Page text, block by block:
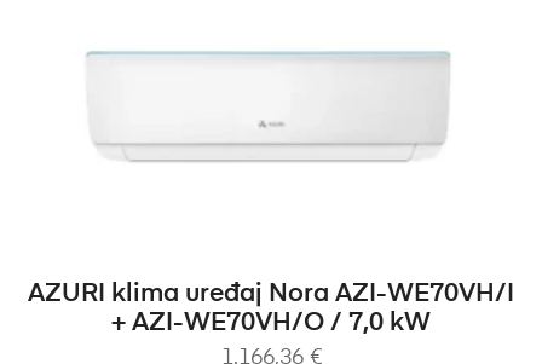
DODAJ U KOŠARICU
AZURI klima uređaj Nora AZI-WE70VH/I
+ AZI-WE70VH/O / 7,0 kW
1.166,36 €